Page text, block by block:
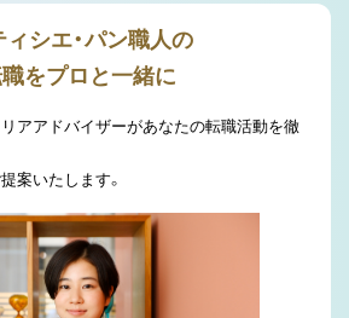
ィシエ・パン職人の
をプロと一緒に
アアドバイザーがあなたの転職活動を徹
案いたします。